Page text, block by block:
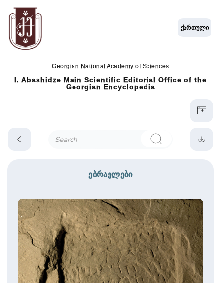
Georgian National Academy of Sciences
I. Abashidze Main Scientific Editorial Office of the
Georgian Encyclopedia
ქართული
ებრაელები